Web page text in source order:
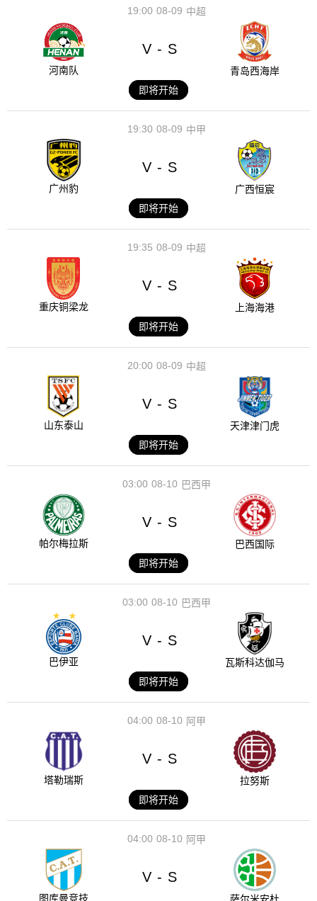
08-09
19:00 中超
河南队
V - S
青岛西海岸
即将开始
08-09
19:30 中甲
广州豹
V - S
广西恒宸
即将开始
08-09
19:35 中超
重庆铜梁龙
V - S
上海海港
即将开始
08-09
20:00 中超
山东泰山
V - S
天津津门虎
即将开始
08-10
03:00 巴西甲
帕尔梅拉斯
V - S
巴西国际
即将开始
08-10
03:00 巴西甲
巴伊亚
V - S
瓦斯科达伽马
即将开始
08-10
04:00 阿甲
塔勒瑞斯
V - S
拉努斯
即将开始
08-10
04:00 阿甲
图库曼竞技
V - S